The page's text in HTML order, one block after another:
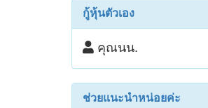
กู้หุ้นตัวเอง
คุณนน.
ช่วยแนะนำหน่อยค่ะ